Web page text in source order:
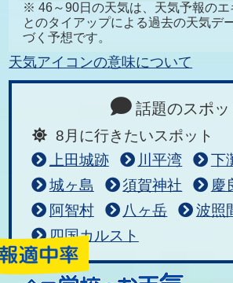
※ 46～90日の天気は、天気予報のエ
とのタイアップによる過去の天気デ
づく予想です。
天気アイコンの意味について
話題のスポッ
8月に行きたいスポット
上田城跡
川平湾
下
城ヶ島
須賀神社
慶
阿智村
八ヶ岳
波照
四国カルスト